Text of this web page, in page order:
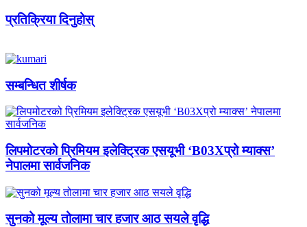
प्रतिक्रिया दिनुहोस्
सम्बन्धित शीर्षक
लिपमोटरको प्रिमियम इलेक्ट्रिक एसयूभी ‘B03Xप्रो म्याक्स’
नेपालमा सार्वजनिक
सुनको मूल्य तोलामा चार हजार आठ सयले वृद्धि